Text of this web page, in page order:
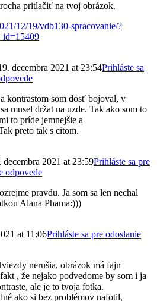
pritlačiť na tvoj obrázok.
12/19/vdb130-spracovanie/?
decembra 2021 at 23:54Prihláste sa
kontrastom som dosť bojoval, v
musel držat na uzde. Tak ako som to
to príde jemnejšie a
preto tak s citom.
decembra 2021 at 23:59Prihláste sa pre
odpovede
pravdu. Ja som sa len nechal
Alana Phama:)))
at 11:06Prihláste sa pre odoslanie
nerušia, obrázok má fajn
, že nejako podvedome by som i ja
ale je to tvoja fotka.
ako si bez problémov nafotil,